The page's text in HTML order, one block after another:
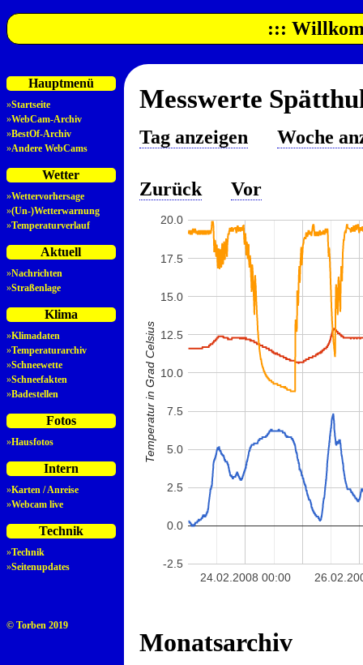
:::
Hauptmenü
»Startseite
»WebCam-Archiv
»BestOf-Archiv
»Andere WebCams
Wetter
»Wettervorhersage
»(Un-)Wetterwarnung
»Temperaturverlauf
Aktuell
»Nachrichten
»Straßenlage
Klima
»Klimadaten
»Temperaturarchiv
»Schneewette
»Schneefakten
»Badestellen
Fotos
»Hausfotos
Intern
»Karten / Anreise
»Webcam live
Technik
»Technik
»Seitenupdates
© Torben 2019
Messwerte
Tag anzeigen Woche
Zurück Vor
24.02.2008 00:00
-2.5
0.0
2.5
5.0
7.5
10.0
12.5
15.0
17.5
20.0
Temperatur in Grad Celsius
Monatsarchiv